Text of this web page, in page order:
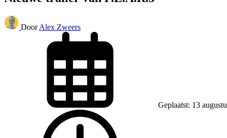
Door Alex Zweers
Geplaatst: 13